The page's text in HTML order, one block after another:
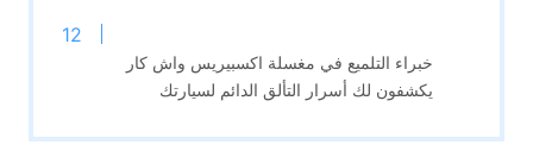
خبراء التلميع في مغسلة اكسبيريس واش كار
يكشفون لك أسرار التألق الدائم لسيارتك